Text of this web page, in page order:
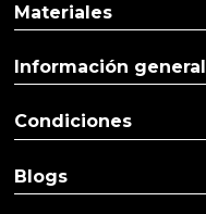
Materiales
Información general
Condiciones
Blogs